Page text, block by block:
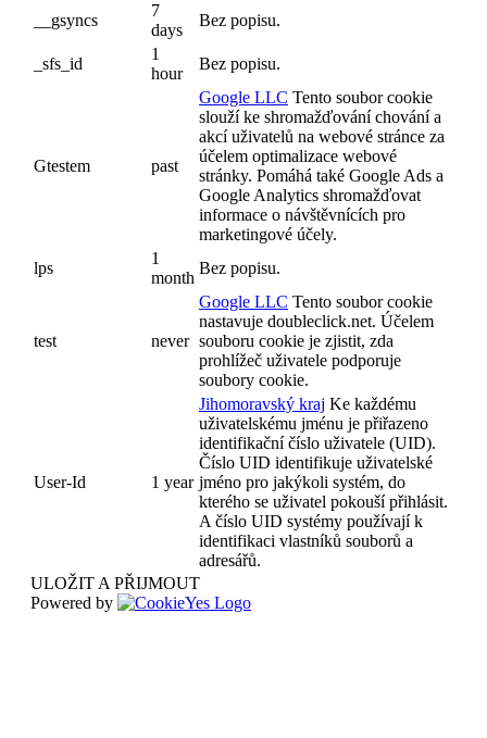
__gsyncs
7
days
Bez popisu.
_sfs_id
1
hour
Bez popisu.
Gtestem past
Google LLC Tento soubor cookie
slouží ke shromažďování chování a
akcí uživatelů na webové stránce za
účelem optimalizace webové
stránky. Pomáhá také Google Ads a
Google Analytics shromažďovat
informace o návštěvnících pro
marketingové účely.
lps
1
month
Bez popisu.
test never
Google LLC Tento soubor cookie
nastavuje doubleclick.net. Účelem
souboru cookie je zjistit, zda
prohlížeč uživatele podporuje
soubory cookie.
User-Id 1 year
Jihomoravský kraj Ke každému
uživatelskému jménu je přiřazeno
identifikační číslo uživatele (UID).
Číslo UID identifikuje uživatelské
jméno pro jakýkoli systém, do
kterého se uživatel pokouší přihlásit.
A číslo UID systémy používají k
identifikaci vlastníků souborů a
adresářů.
ULOŽIT A PŘIJMOUT
Powered by